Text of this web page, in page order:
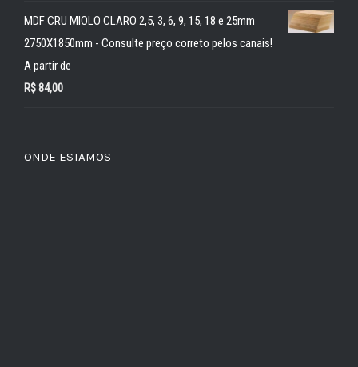
MDF CRU MIOLO CLARO 2,5, 3, 6, 9, 15, 18 e 25mm
2750X1850mm - Consulte preço correto pelos canais!
A partir de
R$84,00
ONDE ESTAMOS